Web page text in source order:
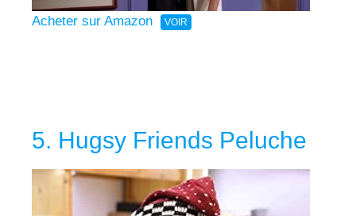
Acheter sur Amazon
5. Hugsy Friends Peluche